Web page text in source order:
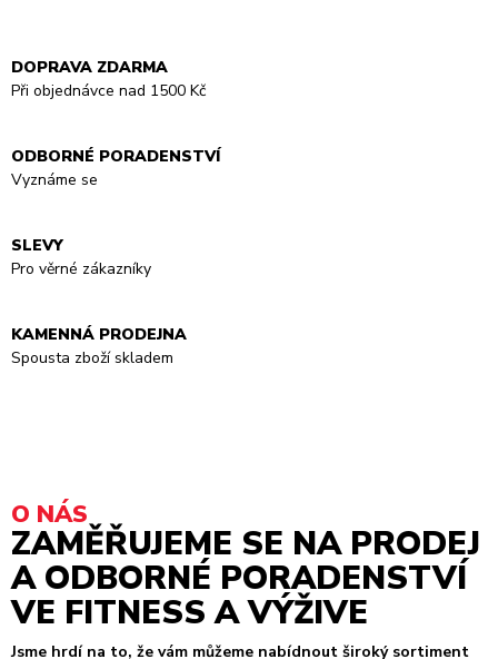
DOPRAVA ZDARMA
Při objednávce nad 1500 Kč
ODBORNÉ PORADENSTVÍ
Vyznáme se
SLEVY
Pro věrné zákazníky
KAMENNÁ PRODEJNA
Spousta zboží skladem
O NÁS
ZAMĚŘUJEME SE NA PRODEJ
A ODBORNÉ PORADENSTVÍ
VE FITNESS A VÝŽIVE
Jsme hrdí na to, že vám můžeme nabídnout široký sortiment